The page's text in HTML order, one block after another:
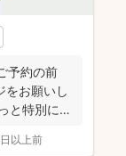
予約の前
をお願いし
と特別に
以上前